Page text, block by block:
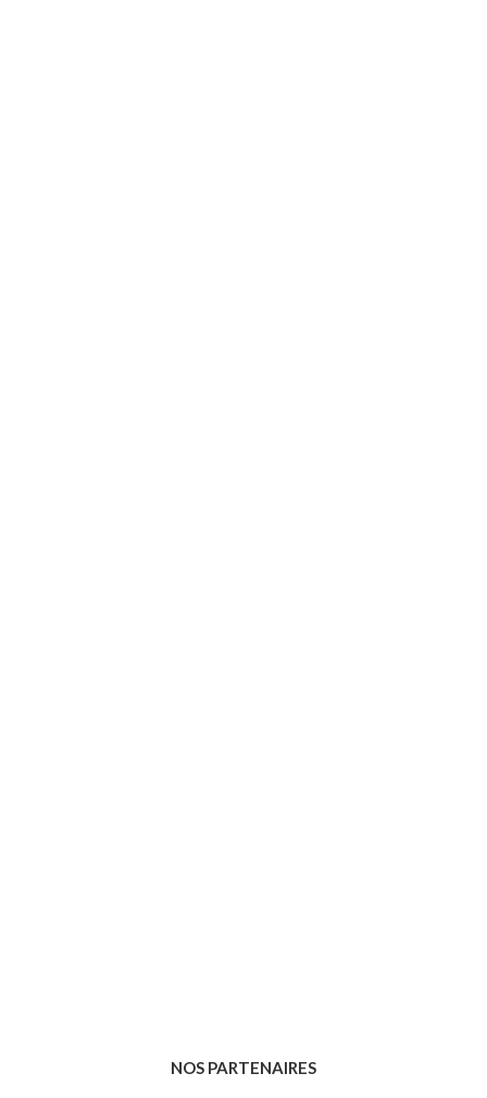
NOS PARTENAIRES